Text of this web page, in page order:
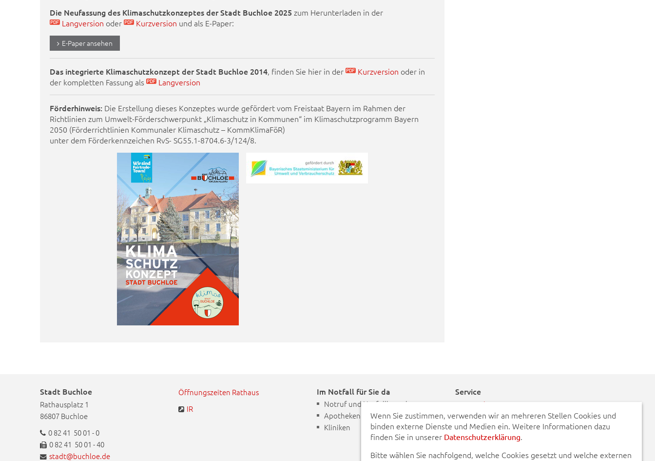
Die Neufassung des Klimaschutzkonzeptes der Stadt Buchloe 2025 zum Herunterladen in der
Langversion oder Kurzversion und als E-Paper:
E-Paper ansehen
Das integrierte Klimaschutzkonzept der Stadt Buchloe 2014, finden Sie hier in der Kurzversion oder in
der kompletten Fassung als
Langversion
Förderhinweis: Die Erstellung dieses Konzeptes wurde gefördert vom Freistaat Bayern im Rahmen der
Richtlinien zum Umwelt-Förderschwerpunkt „Klimaschutz in Kommunen“ im Klimaschutzprogramm Bayern
2050 (Förderrichtlinien Kommunaler Klimaschutz – KommKlimaFöR)
unter dem Förderkennzeichen RvS- SG55.1-8704.6-3/124/8.
Stadt Buchloe
Rathausplatz 1
86807 Buchloe
0 82 41 50 01 - 0
0 82 41 50 01 - 40
stadt@buchloe.de
Öffnungszeiten Rathaus
IR
Im Notfall für Sie da
Notruf und Notfallkontakte
Apotheken Notdienst
Kliniken
Service
Kontakt
Schadensmeldungen
Defekte Straßenbeleuchtung
BayernPortal
Wenn Sie zustimmen, verwenden wir an mehreren Stellen Cookies und
binden externe Dienste und Medien ein. Weitere Informationen dazu
finden Sie in unserer Datenschutzerklärung.
Bitte wählen Sie nachfolgend, welche Cookies gesetzt und welche externen